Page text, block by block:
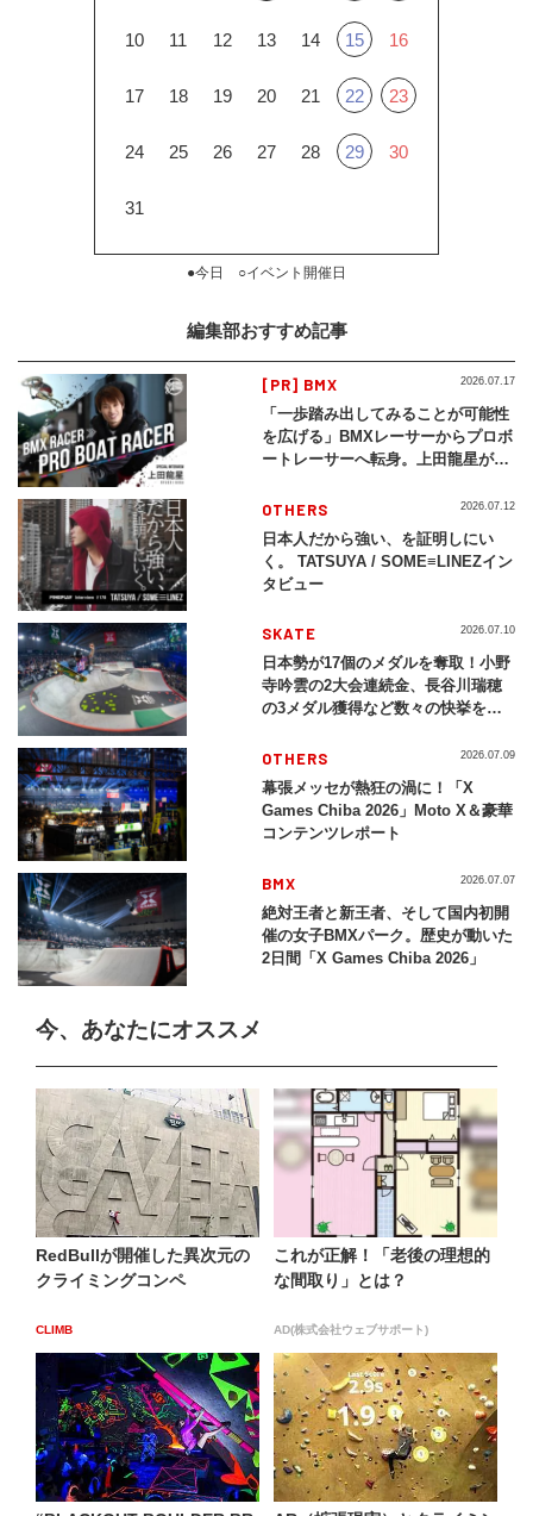
10 11 12 13 14 15 16
17 18 19 20 21 22 23
24 25 26 27 28 29 30
31
●今日 ○イベント開催日
編集部おすすめ記事
[PR] BMX
「一歩踏み出してみることが可能性
を広げる」BMXレーサーからプロボ
ートレーサーへ転身。上田龍星が体
2026.07.17
OTHERS
日本人だから強い、を証明しにい
く。 TATSUYA / SOME≡LINEZイン
タビュー
2026.07.12
SKATE
日本勢が17個のメダルを奪取！小野
寺吟雲の2大会連続金、長谷川瑞穂
の3メダル獲得など数々の快挙をプ
2026」
2026.07.10
OTHERS
幕張メッセが熱狂の渦に！「X
Games Chiba 2026」Moto X＆豪華
コンテンツレポート
2026.07.09
BMX
絶対王者と新王者、そして国内初開
催の女子BMXパーク。歴史が動いた
2日間「X Games Chiba 2026」
2026.07.07
今、あなたにオススメ
RedBullが開催した異次元の
クライミングコンペ
CLIMB
これが正解！「老後の理想的
な間取り」とは？
AD(株式会社ウェブサポート)